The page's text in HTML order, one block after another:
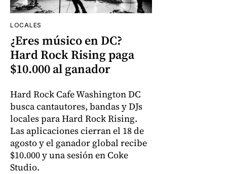
LOCALES
¿Eres músico en DC?
Hard Rock Rising paga
$10.000 al ganador
Hard Rock Cafe Washington DC
busca cantautores, bandas y DJs
locales para Hard Rock Rising.
Las aplicaciones cierran el 18 de
agosto y el ganador global recibe
$10.000 y una sesión en Coke
Studio.